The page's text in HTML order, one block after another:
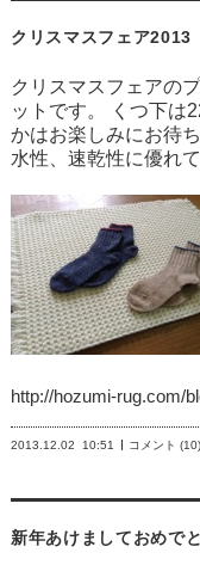
クリスマスフェア2013
クリスマスフェアの
ット です。 くつ下は
かはお楽しみにお待
水性、速乾性に優れ
http://hozumi-rug.com/
2013.12.02 10:51 コメント (10)
新年あけましておめで